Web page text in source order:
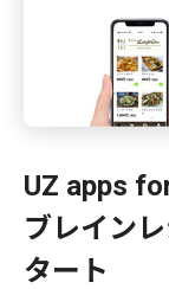
UZ apps
ブレイン
タート